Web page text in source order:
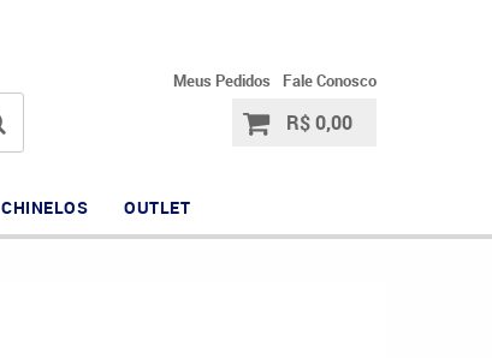
Meus Pedidos Fale Conosco
R$ 0,00
CHINELOS OUTLET